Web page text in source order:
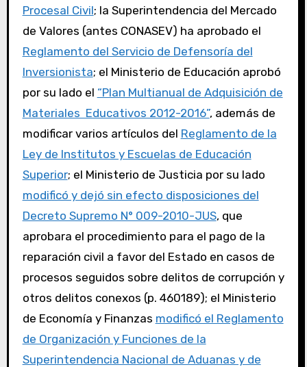
Procesal Civil; la Superintendencia del Mercado
de Valores (antes CONASEV) ha aprobado el
Reglamento del Servicio de Defensoría del
Inversionista; el Ministerio de Educación aprobó
por su lado el “Plan Multianual de Adquisición de
Materiales Educativos 2012-2016”, además de
modificar varios artículos del Reglamento de la
Ley de Institutos y Escuelas de Educación
Superior; el Ministerio de Justicia por su lado
modificó y dejó sin efecto disposiciones del
Decreto Supremo N° 009-2010-JUS, que
aprobara el procedimiento para el pago de la
reparación civil a favor del Estado en casos de
procesos seguidos sobre delitos de corrupción y
otros delitos conexos (p. 460189); el Ministerio
de Economía y Finanzas modificó el Reglamento
de Organización y Funciones de la
Superintendencia Nacional de Aduanas y de